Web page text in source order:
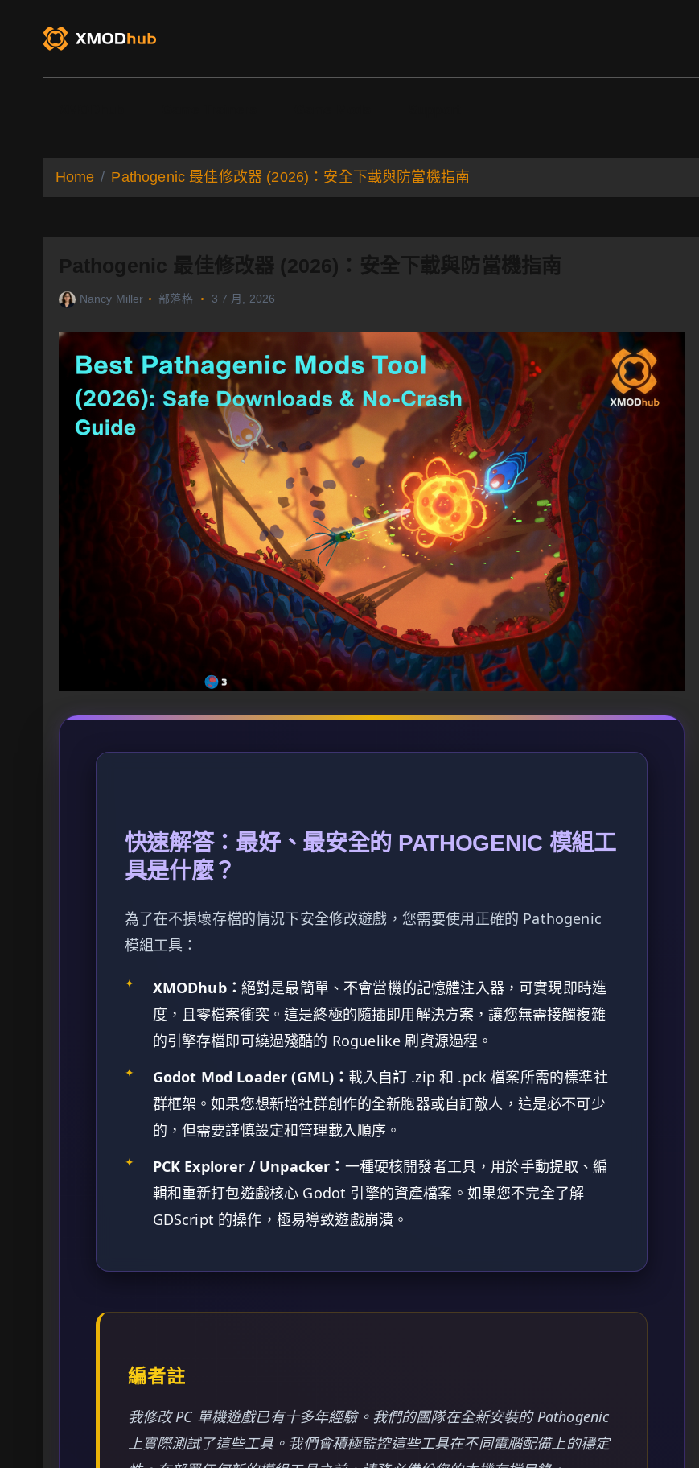
Home Pathogenic 最佳修改器 (2026)：安全下載與防當機指南
Pathogenic 最佳修改器 (2026)：安全下載與防當機指南
Nancy Miller 部落格 3 7 月, 2026
快速解答：最好、最安全的 PATHOGENIC 模組工
具是什麼？
為了在不損壞存檔的情況下安全修改遊戲，您需要使用正確的 Pathogenic
模組工具：
✦ XMODhub： 絕對是最簡單、不會當機的記憶體注入器，可實現即時進
度，且零檔案衝突。這是終極的隨插即用解決方案，讓您無需接觸複雜
的引擎存檔即可繞過殘酷的 Roguelike 刷資源過程。
✦ Godot Mod Loader (GML)： 載入自訂 .zip 和 .pck 檔案所需的標準社
群框架。如果您想新增社群創作的全新胞器或自訂敵人，這是必不可少
的，但需要謹慎設定和管理載入順序。
✦ PCK Explorer / Unpacker： 一種硬核開發者工具，用於手動提取、編
輯和重新打包遊戲核心 Godot 引擎的資產檔案。如果您不完全了解
GDScript 的操作，極易導致遊戲崩潰。
編者註
我修改 PC 單機遊戲已有十多年經驗。我們的團隊在全新安裝的 Pathogenic
上實際測試了這些工具。我們會積極監控這些工具在不同電腦配備上的穩定